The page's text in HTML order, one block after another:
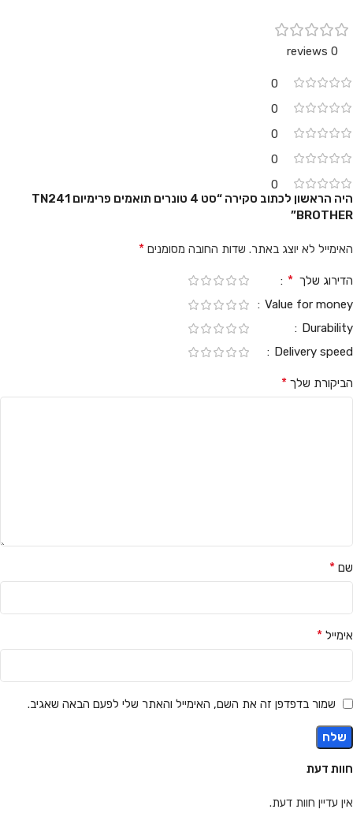
0 reviews
0
0
0
0
0
חוות דעת
אין עדיין חוות דעת.
היה הראשון לכתוב סקירה “סט 4 טונרים תואמים פרימיום TN241
BROTHER”
האימייל לא יוצג באתר. שדות החובה מסומנים *
הדירוג שלך *
Value for money
Durability
Delivery speed
הביקורת שלך *
שם *
אימייל *
שמור בדפדפן זה את השם, האימייל והאתר שלי לפעם הבאה שאגיב.